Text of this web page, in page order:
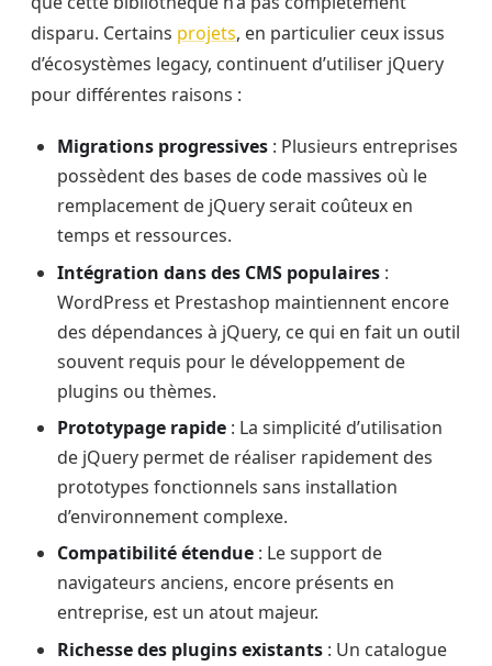
disparu. Certains projets, en particulier ceux issus
d’écosystèmes legacy, continuent d’utiliser jQuery
pour différentes raisons :
Migrations progressives : Plusieurs entreprises
possèdent des bases de code massives où le
remplacement de jQuery serait coûteux en
temps et ressources.
Intégration dans des CMS populaires :
WordPress et Prestashop maintiennent encore
des dépendances à jQuery, ce qui en fait un outil
souvent requis pour le développement de
plugins ou thèmes.
Prototypage rapide : La simplicité d’utilisation
de jQuery permet de réaliser rapidement des
prototypes fonctionnels sans installation
d’environnement complexe.
Compatibilité étendue : Le support de
navigateurs anciens, encore présents en
entreprise, est un atout majeur.
Richesse des plugins existants : Un catalogue